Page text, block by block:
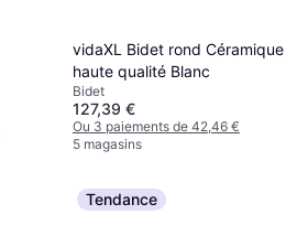
vidaXL Bidet rond Céramique
haute qualité Blanc
Bidet
127,39 €
Ou 3 paiements de 42,46 €
5 magasins
Tendance